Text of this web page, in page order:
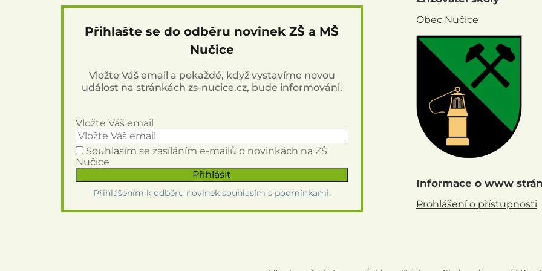
Přihlašte se do odběru novinek ZŠ a MŠ
Nučice
Vložte Váš email a pokaždé, když vystavíme novou
událost na stránkách zs-nucice.cz, bude informováni.
Vložte Váš email
Souhlasím se zasíláním e-mailů o novinkách na ZŠ
Nučice
Přihlášením k odběru novinek souhlasím s podmínkami.
Obec Nučice
Informace o www
Prohlášení o přístupnosti